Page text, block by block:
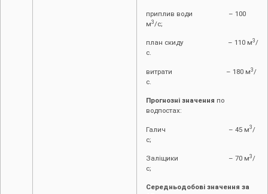
приплив води – 100
м3/с;
план скиду – 110 м3/
с.
витрати – 180 м3/
с.
Прогнозні значення по
водпостах:
Галич – 45 м3 /
с;
Заліщики – 70 м3/
с;
Середньодобові значення за